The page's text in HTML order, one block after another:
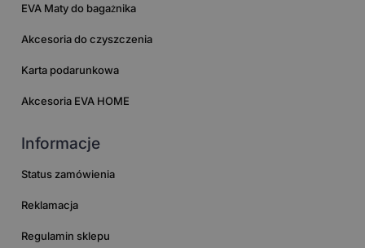
EVA Maty do bagażnika
Akcesoria do czyszczenia
Karta podarunkowa
Akcesoria EVA HOME
Informacje
Status zamówienia
Reklamacja
Regulamin sklepu